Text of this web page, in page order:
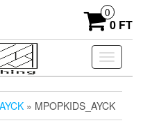
0
0 FT
ki/
» MPOPKIDS_AYCK